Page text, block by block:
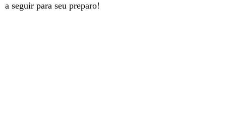
a seguir para seu preparo!